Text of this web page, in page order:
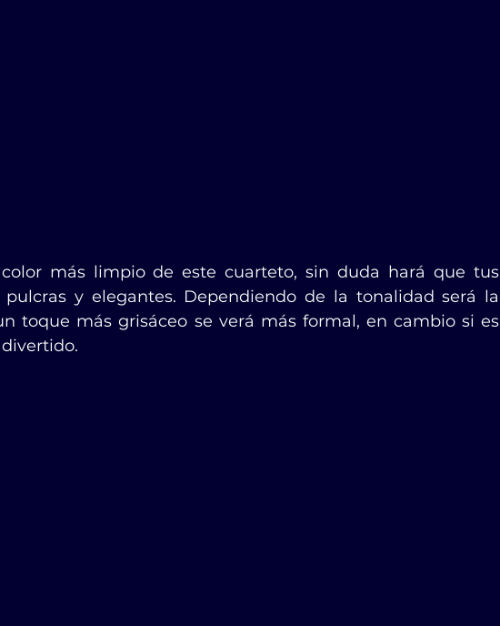
más limpio de este cuarteto, sin duda hará que tus
y elegantes. Dependiendo de la tonalidad será la
toque más grisáceo se verá más formal, en cambio si es